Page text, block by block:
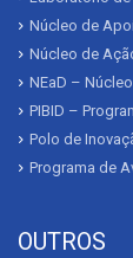
Núcleo de
Núcleo de
NEaD –
PIBID –
Polo de
Programa de
OUTROS